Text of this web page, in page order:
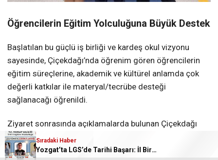
Sıradaki Haber
Yozgat’ta LGS’de Tarihi Başarı: İl Birincisi Sayısı 3’e Katlandı!
Öğrencilerin Eğitim Yolculuğuna Büyük Destek
Başlatılan bu güçlü iş birliği ve kardeş okul vizyonu
sayesinde, Çiçekdağı’nda öğrenim gören öğrencilerin
eğitim süreçlerine, akademik ve kültürel anlamda çok
değerli katkılar ile materyal/tecrübe desteği
sağlanacağı öğrenildi.
Ziyaret sonrasında açıklamalarda bulunan Çiçekdağı
Belediye Başkanı Hasan Hakanoğlu, “Evlatlarımızın
geleceği için sınırları aşan bir vizyonla bizleri